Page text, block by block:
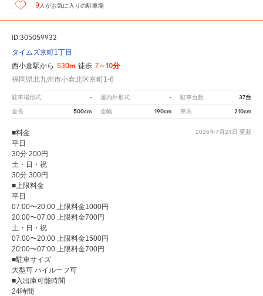
9 人がお気に入りの駐車場
ID:305059932
タイムズ京町1丁目
西小倉駅から 530m 徒歩 7～10分
福岡県北九州市小倉北区京町1-6
駐車場形式 - 屋内外形式 - 駐車台数 37台
全長 500cm 全幅 190cm 車高 210cm
2026年7月24日 更新
■料金
平日
30分 200円
土・日・祝
30分 300円
■上限料金
平日
07:00〜20:00 上限料金1000円
20:00〜07:00 上限料金700円
土・日・祝
07:00〜20:00 上限料金1500円
20:00〜07:00 上限料金700円
■駐車サイズ
大型可 ハイルーフ可
■入出庫可能時間
24時間